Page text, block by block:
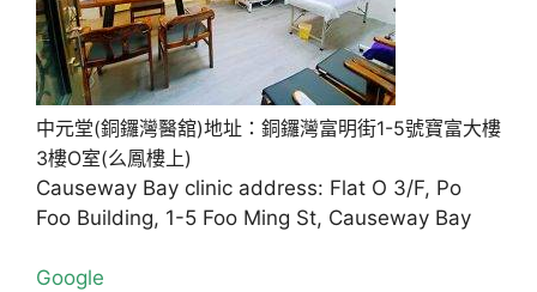
中元堂(銅鑼灣醫舘)地址：銅鑼灣富明街1-5號寶富大樓
3樓O室(么鳳樓上)
Causeway Bay clinic address: Flat O 3/F, Po
Foo Building, 1-5 Foo Ming St, Causeway Bay
Google